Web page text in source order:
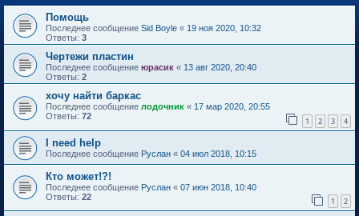
Помощь
Последнее сообщение Sid Boyle « 19 ноя 2020, 10:32
Ответы: 3
Чертежи пластин
Последнее сообщение юрасик « 13 авг 2020, 20:40
Ответы: 2
хочу найти баркас
Последнее сообщение лодочник « 17 мар 2020, 20:55
Ответы: 72 1 2 3 4
I need help
Последнее сообщение Руслан « 04 июл 2018, 10:15
Кто может!?!
Последнее сообщение Руслан « 07 июн 2018, 10:40
Ответы: 22 1 2